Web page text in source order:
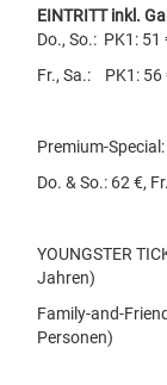
EINTRITT inkl.
Do., So.: PK1: 51
Fr., Sa.: PK1: 56
Premium-
Do. & So.: 62 €,
YOUNGSTER
Jahren)
Family-and-
Personen)